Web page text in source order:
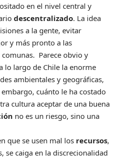
en el nivel central y
descentralizado. La idea
a la gente, evitar
y más pronto a las
Parece obvio y
lo largo de Chile la enorme
ambientales y geográficas,
cuánto le ha costado
cultura aceptar de una buena
no es un riesgo, sino una
que se usen mal los recursos,
se caiga en la discrecionalidad